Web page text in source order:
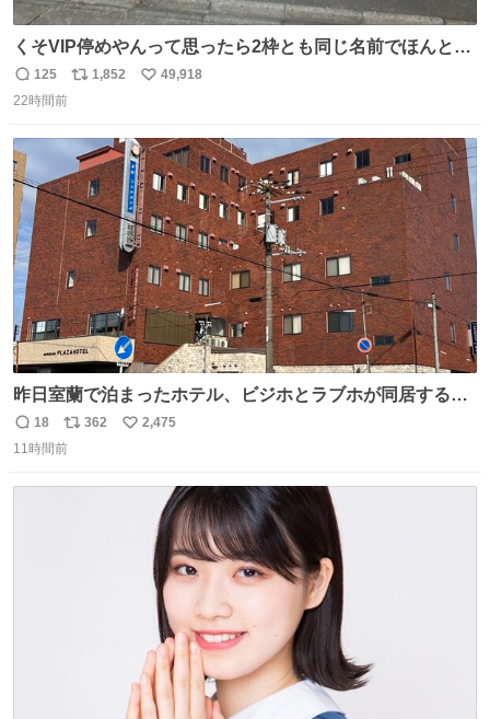
くそVIP停めやんって思ったら2枠とも同じ名前でほんとの
VIP停めだった 好きですこの心意気
返
信
125
リ
ト
数
1,852
い
数
49,918
22時間前
昨日室蘭で泊まったホテル、ビジホとラブホが同居する謎
形態だった。2階と3階の部屋数が異様に少ない。
返
信
18
リ
ポ
362
い
2,475
11時間前